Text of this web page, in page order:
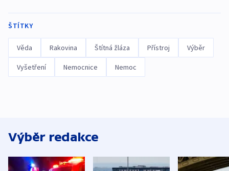
ŠTÍTKY
Věda Rakovina Štítná žláza Přístroj Výběr
Vyšetření Nemocnice Nemoc
Výběr redakce